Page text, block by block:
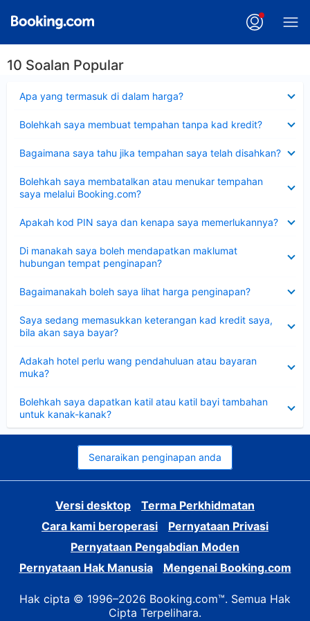
10 Soalan Popular
Apa yang termasuk di dalam harga?
Bolehkah saya membuat tempahan tanpa kad kredit?
Bagaimana saya tahu jika tempahan saya telah disahkan?
Bolehkah saya membatalkan atau menukar tempahan
saya melalui Booking.com?
Apakah kod PIN saya dan kenapa saya memerlukannya?
Di manakah saya boleh mendapatkan maklumat
hubungan tempat penginapan?
Bagaimanakah boleh saya lihat harga penginapan?
Saya sedang memasukkan keterangan kad kredit saya,
bila akan saya bayar?
Adakah hotel perlu wang pendahuluan atau bayaran
muka?
Bolehkah saya dapatkan katil atau katil bayi tambahan
untuk kanak-kanak?
Senaraikan penginapan anda
Versi desktop
Terma Perkhidmatan
Cara kami beroperasi
Pernyataan Privasi
Pernyataan Pengabdian Moden
Pernyataan Hak Manusia
Mengenai Booking.com
Hak cipta © 1996–2026 Booking.com™. Semua Hak
Cipta Terpelihara.